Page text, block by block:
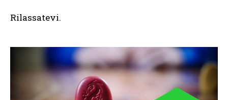
Rilassatevi.